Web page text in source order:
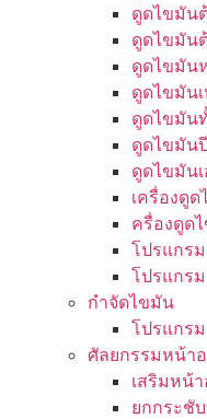
ดูดไขมัน
ดูดไขมัน
ดูดไขมัน
ดูดไขมัน
ดูดไขมัน
ดูดไขมัน
ดูดไขมัน
เครื่องดู
ครื่องดูด
โปรแกร
โปรแกร
กำจัดไขมัน
โปรแกร
ศัลยกรรมหน้า
เสริมหน้
ยกกระชั